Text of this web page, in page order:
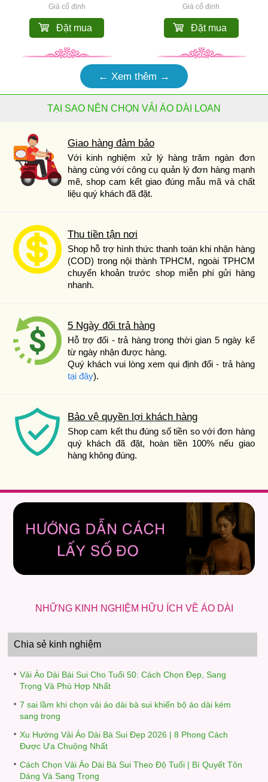
Giá cố định
Đặt mua
Giá cố định
Đặt mua
← Xem thêm →
TẠI SAO NÊN CHỌN VẢI ÁO DÀI LOAN
Giao hàng đảm bảo
Với kinh nghiệm xử lý hàng trăm ngàn đơn
hàng cùng với công cụ quản lý đơn hàng mạnh
mẽ, shop cam kết giao đúng mẫu mã và chất
liệu quý khách đã đặt.
Thu tiền tận nơi
Shop hỗ trợ hình thức thanh toán khi nhận hàng
(COD) trong nội thành TPHCM, ngoài TPHCM
chuyển khoản trước shop miễn phí gửi hàng
nhanh.
5 Ngày đổi trả hàng
Hỗ trợ đổi - trả hàng trong thời gian 5 ngày kể
từ ngày nhận được hàng.
Quý khách vui lòng xem qui định đổi - trả hàng
tại đây).
Bảo vệ quyền lợi khách hàng
Shop cam kết thu đúng số tiền so với đơn hàng
quý khách đã đặt, hoàn tiền 100% nếu giao
hàng không đúng.
NHỮNG KINH NGHIỆM HỮU ÍCH VỀ ÁO DÀI
Chia sẻ kinh nghiệm
Vải Áo Dài Bài Sui Cho Tuổi 50: Cách Chọn Đẹp, Sang
Trọng Và Phù Hợp Nhất
7 sai lầm khi chọn vải áo dài bà sui khiến bộ áo dài kém
sang trọng
Xu Hướng Vải Áo Dài Bà Sui Đẹp 2026 | 8 Phong Cách
Được Ưa Chuộng Nhất
Cách Chọn Vải Áo Dài Bà Sui Theo Độ Tuổi | Bí Quyết Tôn
Dáng Và Sang Trọng